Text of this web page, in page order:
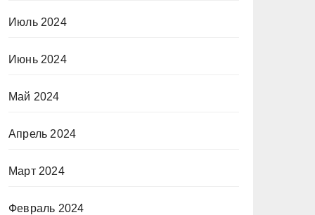
Июль 2024
Июнь 2024
Май 2024
Апрель 2024
Март 2024
Февраль 2024